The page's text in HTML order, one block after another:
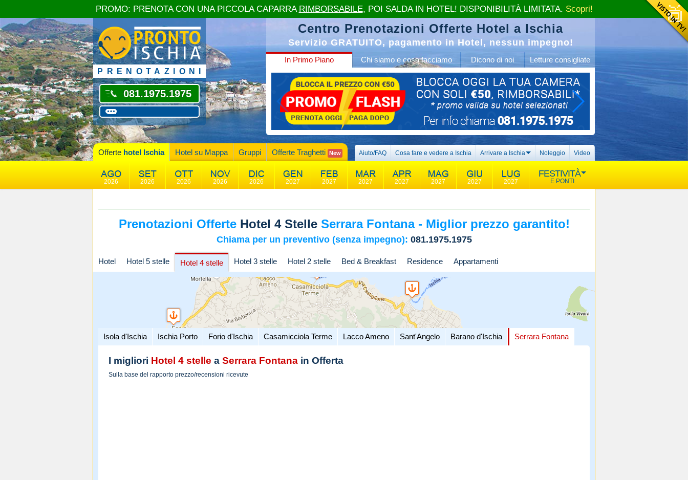
PRENOTAZIONI
081.1975.1975
Centro Prenotazioni Offerte Hotel a Ischia
Servizio GRATUITO, pagamento in Hotel, nessun impegno!
In Primo Piano Chi siamo e cosa facciamo Dicono di noi Letture consigliate
Offerte hotel Ischia Hotel su Mappa Gruppi Offerte Traghetti New Aiuto/FAQ Cosa fare e vedere a Ischia Arrivare a Ischia Noleggio Video
2026 2026 2026 2026 2026 2027 2027 2027 2027 2027 2027 2027
FESTIVITÀ
E PONTI
Prenotazioni Offerte Hotel 4 StelleSerrara Fontana - Miglior prezzo garantito!
Chiama per un preventivo (senza impegno): 081.1975.1975
Hotel Hotel 5 stelle Hotel 4 stelle Hotel 3 stelle Hotel 2 stelle Bed & Breakfast Residence Appartamenti
Isola d'Ischia Ischia Porto Forio d'Ischia Casamicciola Terme Lacco Ameno Sant'Angelo Barano d'Ischia Serrara Fontana
I migliori Hotel 4 stelle a Serrara Fontana in Offerta
Sulla base del rapporto prezzo/recensioni ricevute
PROMO: PRENOTA CON UNA PICCOLA CAPARRA RIMBORSABILE, POI SALDA IN HOTEL! DISPONIBILITÀ LIMITATA. Scopri!